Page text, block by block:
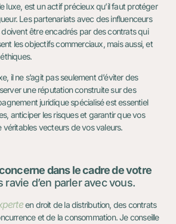
luxe, est un actif précieux qu’il faut protéger
Les partenariats avec des influenceurs
doivent être encadrés par des contrats qui
les objectifs commerciaux, mais aussi, et
il ne s’agit pas seulement d’éviter des
une réputation construite sur des
juridique spécialisé est essentiel
anticiper les risques et garantir que vos
vecteurs de vos valeurs.
dans le cadre de votre
ravie d’en parler avec vous.
en droit de la distribution, des contrats
et de la consommation. Je conseille